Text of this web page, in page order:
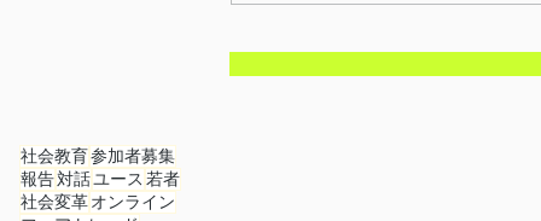
【参加者募集/東京】2月28
社会教育参加者募集
報告対話ユース 若者
社会変革オンライン